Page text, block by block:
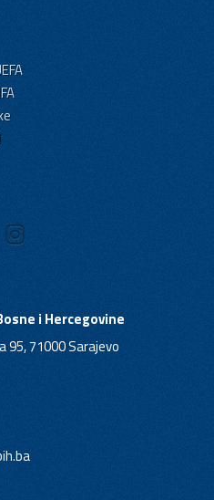
i Hercegovine
95, 71000 Sarajevo